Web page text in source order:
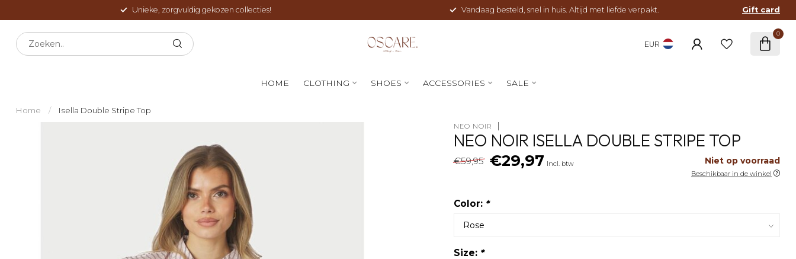
Unieke, zorgvuldig gekozen collecties! Vandaag besteld, snel in huis. Altijd met liefde verpakt. Gift card
EUR
0
HOME CLOTHING SHOES ACCESSORIES SALE
Home / Isella Double Stripe Top
NEO NOIR
NEO NOIR ISELLA DOUBLE STRIPE TOP
€59,95 €29,97 Incl. btw Niet op voorraad
Beschikbaar in de winkel
Color: *
Size: *